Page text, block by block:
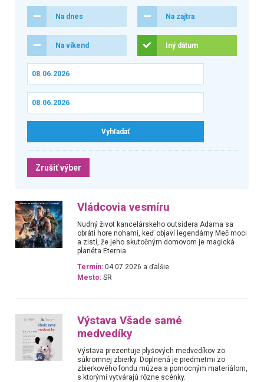
Na dnes Na zajtra
Na víkend Iný dátum
Zrušiť výber
Vládcovia vesmíru
Nudný život kancelárskeho outsidera Adama sa
obráti hore nohami, keď objaví legendárny Meč moci
a zistí, že jeho skutočným domovom je magická
planéta Eternia.
Termín: 04.07.2026 a ďalšie
Mesto: SR
Výstava Všade samé
medvedíky
Výstava prezentuje plyšových medvedíkov zo
súkromnej zbierky. Doplnená je predmetmi zo
zbierkového fondu múzea a pomocným materiálom,
s ktorými vytvárajú rôzne scénky.